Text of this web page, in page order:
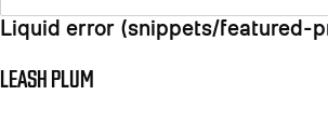
Liquid error (snippets/featured-
LEASH PLUM